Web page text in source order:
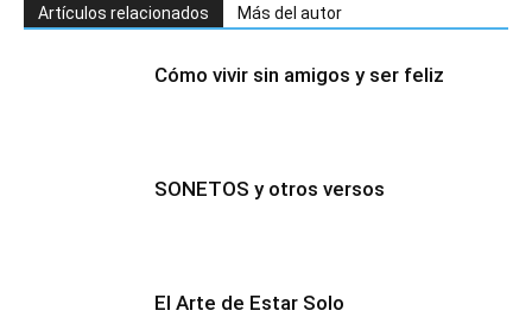
Artículos relacionados Más del autor
Cómo vivir sin amigos y ser feliz
SONETOS y otros versos
El Arte de Estar Solo